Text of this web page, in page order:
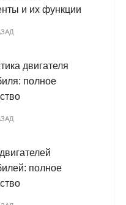
и их функции
двигателя
полное
полное